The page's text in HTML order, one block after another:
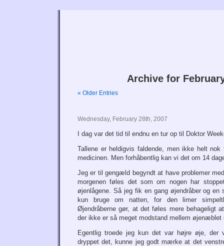
Archive for
« Older Entries
Wednesday, February 28th, 2007
I dag var det tid til endnu en tur op til Doktor
Tallene er heldigvis faldende, men ikke helt
medicinen. Men forhåbentlig kan vi det om 14
Jeg er til gengæld begyndt at have problemer
morgenen føles det som om nogen har
øjenlågene. Så jeg fik en gang øjendråber og en
kun bruge om natten, for den limer
Øjendråberne gør, at det føles mere behageligt
der ikke er så meget modstand mellem øjenæblet
Egentlig troede jeg kun det var højre øje,
dryppet det, kunne jeg godt mærke at det